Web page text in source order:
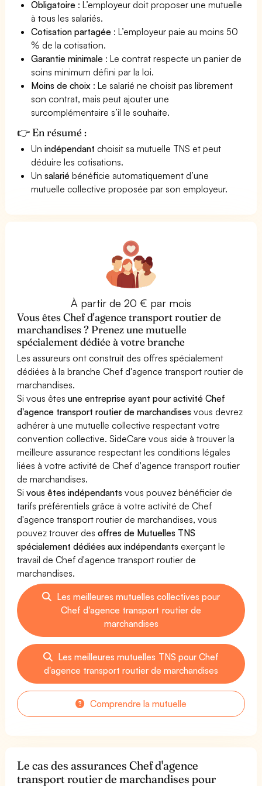
Obligatoire : L’employeur doit proposer une mutuelle
à tous les salariés.
Cotisation partagée : L’employeur paie au moins 50
% de la cotisation.
Garantie minimale : Le contrat respecte un panier de
soins minimum défini par la loi.
Moins de choix : Le salarié ne choisit pas librement
son contrat, mais peut ajouter une
surcomplémentaire s’il le souhaite.
👉 En résumé :
Unindépendant choisit sa mutuelle TNS et peut
déduire les cotisations.
Unsalarié bénéficie automatiquement d’une
mutuelle collective proposée par son employeur.
À partir de 20 € par mois
Vous êtes Chef d'agence transport routier de
marchandises ? Prenez une mutuelle
spécialement dédiée à votre branche
Les assureurs ont construit des offres spécialement
dédiées à la branche Chef d'agence transport routier de
marchandises.
Si vous êtesune entreprise ayant pour activité Chef
d'agence transport routier de marchandises vous devrez
adhérer à une mutuelle collective respectant votre
convention collective. SideCare vous aide à trouver la
meilleure assurance respectant les conditions légales
liées à votre activité de Chef d'agence transport routier
de marchandises.
Sivous êtes indépendants vous pouvez bénéficier de
tarifs préférentiels grâce à votre activité de Chef
d'agence transport routier de marchandises, vous
pouvez trouver desoffres de Mutuelles TNS
spécialement dédiées aux indépendants exerçant le
travail de Chef d'agence transport routier de
marchandises.
Les meilleures mutuelles collectives pour
Chef d'agence transport routier de
marchandises
Les meilleures mutuelles TNS pour Chef
d'agence transport routier de marchandises
Comprendre la mutuelle
Le cas des assurances Chef d'agence
transport routier de marchandises pour